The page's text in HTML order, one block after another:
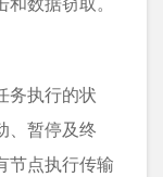
务执⾏的状
、暂停及终
节点执⾏传输